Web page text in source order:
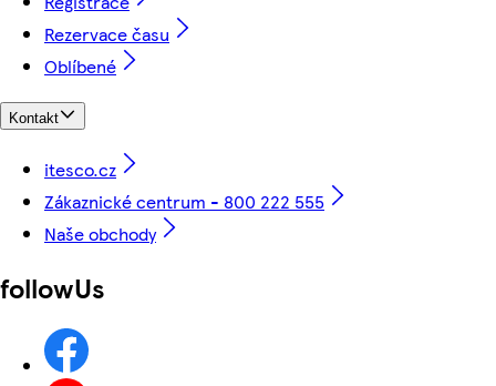
Rezervace času
Oblíbené
Kontakt
itesco.cz
Zákaznické centrum - 800 222 555
Naše obchody
followUs